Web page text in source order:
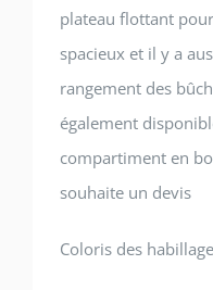
plateau flottant
spacieux et il y a
rangement des
également
compartiment en
souhaite un devis
Coloris des